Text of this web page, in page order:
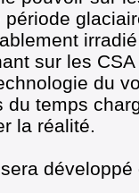
sur les
du
du temps
la réalité.